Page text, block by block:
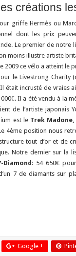
créations
griffe Hermès ou
dont les prix
Le premier de notre
moins illustre artiste
2009 ce vélo a atteint le
le Livestrong
était incrusté de vraies
000€. Il a été vendu à la
de l’artiste japonais
est le Trek Madone,
4ème position nous
tout d’or et de
Notre dernier sur la
Diamond: 54 650€
7 de diamants sur
Google +